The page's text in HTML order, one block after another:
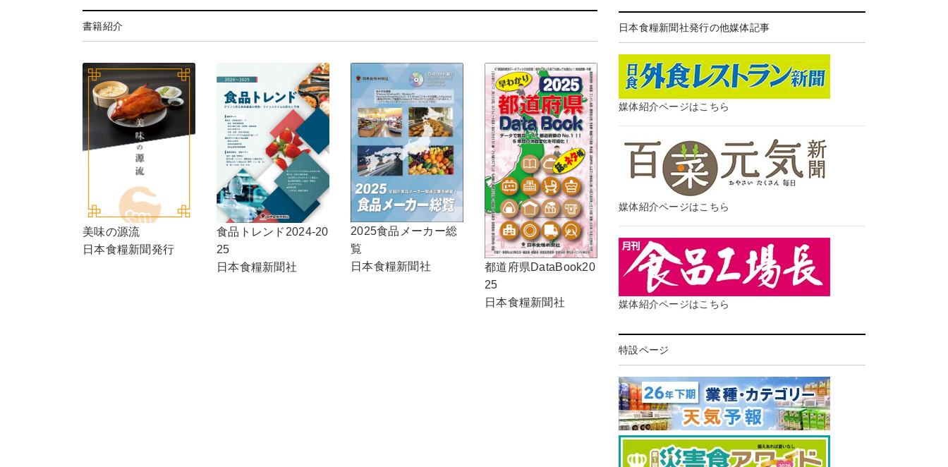
書籍紹介
美味の源流
日本食糧新聞発行
食品トレンド2024-20
25
日本食糧新聞社
2025食品メーカー総
覧
日本食糧新聞社
都道府県DataBook20
25
日本食糧新聞社
日本食糧新聞社発行の他媒体記事
媒体紹介ページはこちら
媒体紹介ページはこちら
媒体紹介ページはこちら
特設ページ